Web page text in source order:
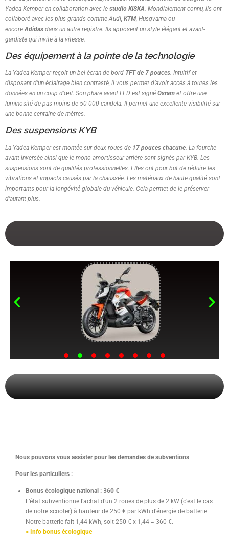
Yadea Kemper en collaboration avec le studio KISKA. Mondialement connu, ils ont
collaboré avec les plus grands comme Audi, KTM, Husqvarna ou
encoreAdidas dans un autre registre. Ils apposent un style élégant et avant-
gardiste qui invite à la vitesse.
Des équipement à la pointe de la technologie
La Yadea Kemper reçoit un bel écran de bord TFT de 7 pouces. Intuitif et
disposant d’un éclairage bien contrasté, il vous permet d’avoir accès à toutes les
données en un coup d’œil. Son phare avant LED est signé Osram et offre une
luminosité de pas moins de 50 000 candela. Il permet une excellente visibilité sur
une bonne centaine de mètres.
Des suspensions KYB
La Yadea Kemper est montée sur deux roues de 17 pouces chacune . La fourche
avant inversée ainsi que le mono-amortisseur arrière sont signés par KYB. Les
suspensions sont de qualités professionnelles. Elles ont pour but de réduire les
vibrations et impacts causés par la chaussée. Les matériaux de haute qualité sont
importants pour la longévité globale du véhicule. Cela permet de le préserver
d’autant plus.
Nous pouvons vous assister pour les demandes de subventions
Pour les particuliers :
Bonus écologique national : 360 €
L’état subventionne l’achat d’un 2 roues de plus de 2 kW (c’est le cas
de notre scooter) à hauteur de 250 € par kWh d’énergie de batterie.
Notre batterie fait 1,44 kWh, soit 250 € x 1,44 = 360 €.
> Info bonus écologique